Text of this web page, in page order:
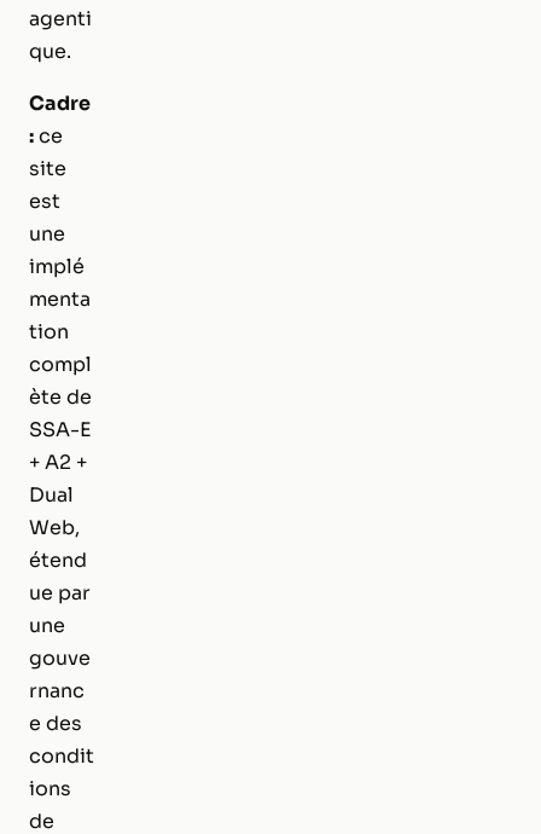
agenti
que.
Cadre
:ce
site
est
une
implé
menta
tion
compl
ète de
SSA-E
+ A2 +
Dual
Web,
étend
ue par
une
gouve
rnanc
e des
condit
ions
de